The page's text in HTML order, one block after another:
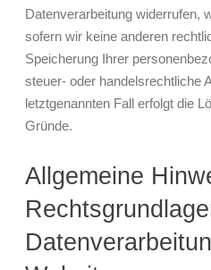
Datenverarbeitung widerrufen,
sofern wir keine anderen
Speicherung Ihrer
steuer- oder handelsrechtliche
letztgenannten Fall erfolgt die
Gründe.
Allgemeine